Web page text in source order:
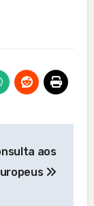
aos